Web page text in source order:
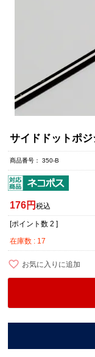
サイドドットポ
商品番号 350-B
176 税込
[ポイント数 2 ]
在庫数
17
お気に入りに追加